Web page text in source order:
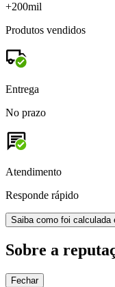
+200mil
Produtos vendidos
Entrega
No prazo
Atendimento
Responde rápido
Saiba como foi calculada
Sobre a
Fechar